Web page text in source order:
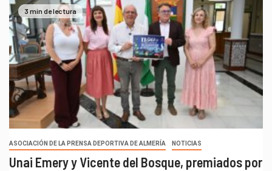
3 min de lectura
ASOCIACIÓN DE LA PRENSA DEPORTIVA DE ALMERÍA NOTICIAS
Unai Emery y Vicente del Bosque, premiados por